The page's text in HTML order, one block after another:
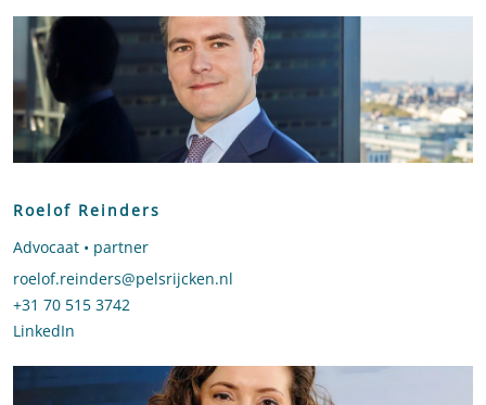
Roelof Reinders
Advocaat • partner
Stuur een e-mail naar Roelof Reinders
roelof.reinders@pelsrijcken.nl
Bel naar Roelof Reinders
+31 70 515 3742
LinkedIn